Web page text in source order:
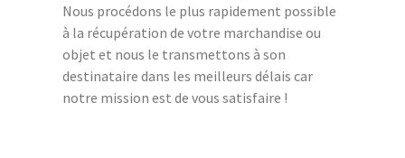
Nous procédons le plus rapidement possible
à la récupération de votre marchandise ou
objet et nous le transmettons à son
destinataire dans les meilleurs délais car
notre mission est de vous satisfaire !